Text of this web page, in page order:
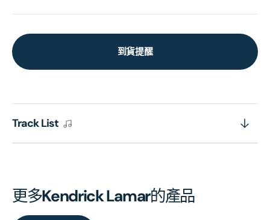
到貨提醒
Track List
更多Kendrick Lamar的產品